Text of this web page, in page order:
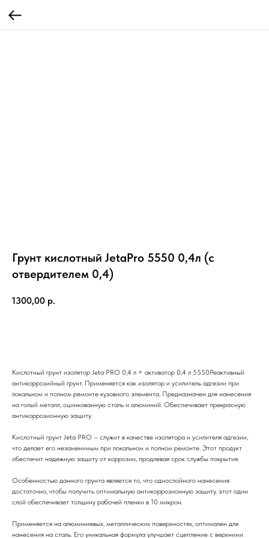
Грунт кислотный JetaPro 5550 0,4л (с
отвердителем 0,4)
1300,00 р.
Кислотный грунт изолятор Jeta PRO 0,4 л + активатор 0,4 л 5550Реактивный
антикоррозийный грунт. Применяется как изолятор и усилитель адгезии при
локальном и полном ремонте кузовного элемента. Предназначен для нанесения
на голый металл, оцинкованную сталь и алюминий. Обеспечивает прекрасную
антикоррозионную защиту.
Кислотный грунт Jeta PRO – служит в качестве изолятора и усилителя адгезии,
что делает его незаменимым при локальном и полном ремонте. Этот продукт
обеспечит надежную защиту от коррозии, продлевая срок службы покрытия.
Особенностью данного грунта является то, что однослойного нанесения
достаточно, чтобы получить оптимальную антикоррозионную защиту. этот один
слой обеспечивает толщину рабочей пленки в 10 микрон.
Применяется на алюминиевых, металлических поверхностях, оптимален для
нанесения на сталь. Его уникальная формула улучшает сцепление с верхними